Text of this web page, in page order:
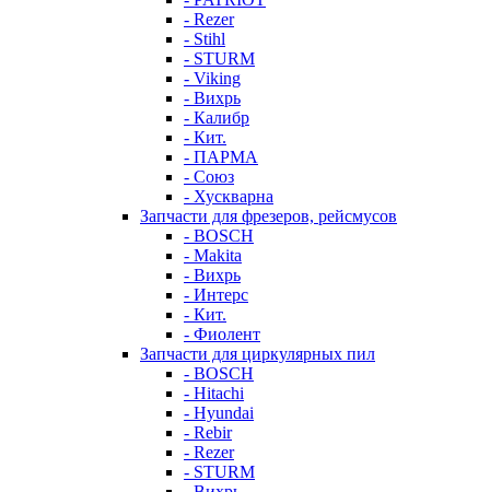
- Rezer
- Stihl
- STURM
- Viking
- Вихрь
- Калибр
- Кит.
- ПАРМА
- Союз
- Хускварна
Запчасти для фрезеров, рейсмусов
- BOSCH
- Makita
- Вихрь
- Интерс
- Кит.
- Фиолент
Запчасти для циркулярных пил
- BOSCH
- Hitachi
- Hyundai
- Rebir
- Rezer
- STURM